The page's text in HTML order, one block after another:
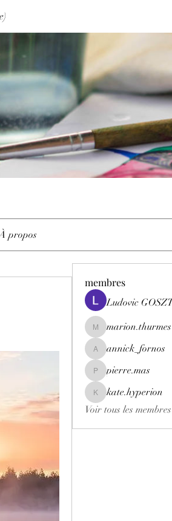
propos
membres
Ludovic
marion.thurmes
marion.thurmes
annick_fornos
annick_fornos
pierre.mas
pierre.mas
kate.hyperion
kate.hyperion
Voir tous les